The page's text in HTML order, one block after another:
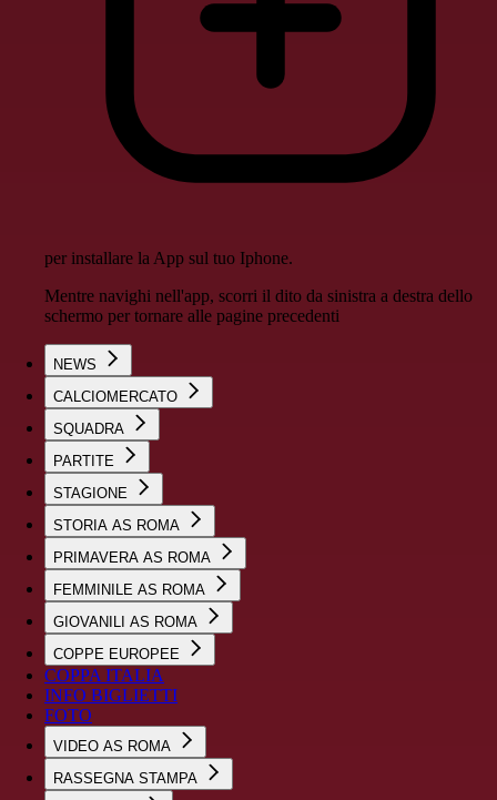
per installare la App sul tuo Iphone.
Mentre navighi nell'app, scorri il dito da sinistra a destra dello
schermo per tornare alle pagine precedenti
NEWS
CALCIOMERCATO
SQUADRA
PARTITE
STAGIONE
STORIA AS ROMA
PRIMAVERA AS ROMA
FEMMINILE AS ROMA
GIOVANILI AS ROMA
COPPE EUROPEE
COPPA ITALIA
INFO BIGLIETTI
FOTO
VIDEO AS ROMA
RASSEGNA STAMPA